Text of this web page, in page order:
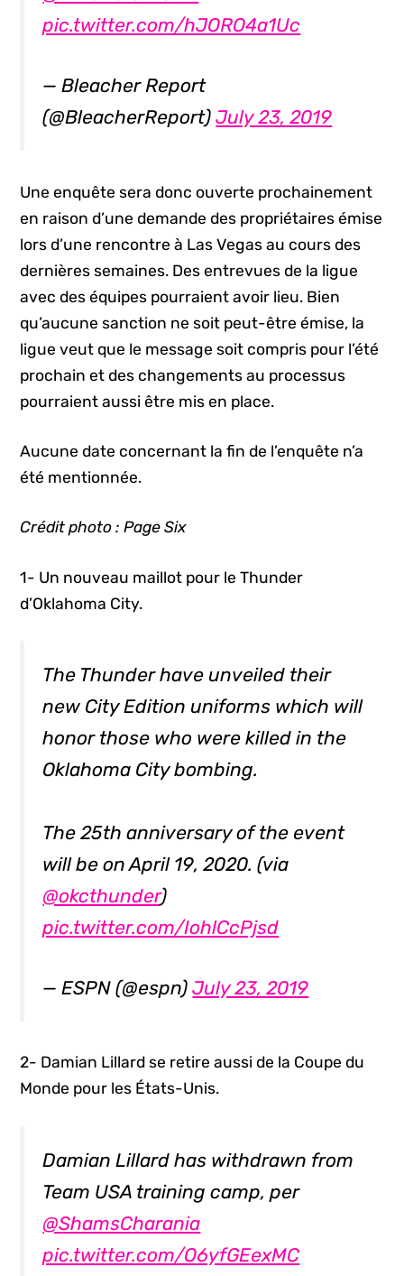
pic.twitter.com/hJORO4a1Uc
— Bleacher Report
(@BleacherReport)July 23, 2019
Une enquête sera donc ouverte prochainement
en raison d’une demande des propriétaires émise
lors d’une rencontre à Las Vegas au cours des
dernières semaines. Des entrevues de la ligue
avec des équipes pourraient avoir lieu. Bien
qu’aucune sanction ne soit peut-être émise, la
ligue veut que le message soit compris pour l’été
prochain et des changements au processus
pourraient aussi être mis en place.
Aucune date concernant la fin de l’enquête n’a
été mentionnée.
Crédit photo : Page Six
1- Un nouveau maillot pour le Thunder
d’Oklahoma City.
The Thunder have unveiled their
new City Edition uniforms which will
honor those who were killed in the
Oklahoma City bombing.
The 25th anniversary of the event
will be on April 19, 2020. (via
@okcthunder)
pic.twitter.com/IohlCcPjsd
— ESPN (@espn)July 23, 2019
2- Damian Lillard se retire aussi de la Coupe du
Monde pour les États-Unis.
Damian Lillard has withdrawn from
Team USA training camp, per
@ShamsCharania
pic.twitter.com/O6yfGEexMC